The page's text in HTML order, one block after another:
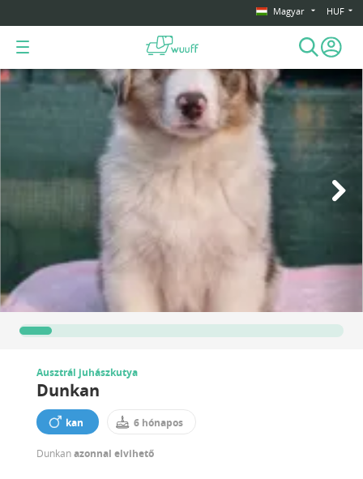
Magyar HUF
Ausztrál juhászkutya
Dunkan
kan 6 hónapos
Dunkanazonnal elvihető